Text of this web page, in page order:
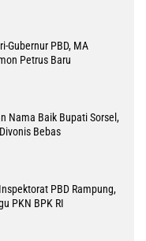
Gubernur PBD, MA
Petrus Baru
Nama Baik Bupati Sorsel,
Bebas
PBD Rampung,
PKN BPK RI